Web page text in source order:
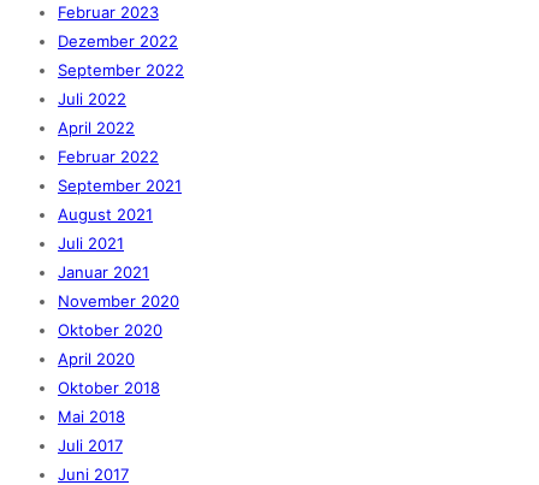
Februar 2023
Dezember 2022
September 2022
Juli 2022
April 2022
Februar 2022
September 2021
August 2021
Juli 2021
Januar 2021
November 2020
Oktober 2020
April 2020
Oktober 2018
Mai 2018
Juli 2017
Juni 2017